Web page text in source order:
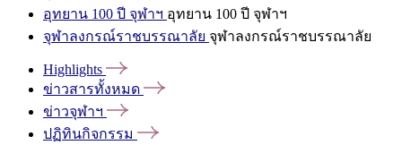
อุทยาน 100 ปี จุฬาฯ อุทยาน 100 ปี จุฬาฯ
จุฬาลงกรณ์ราชบรรณาลัย จุฬาลงกรณ์ราชบรรณาลัย
Highlights
ข่าวสารทั้งหมด
ข่าวจุฬาฯ
ปฏิทินกิจกรรม